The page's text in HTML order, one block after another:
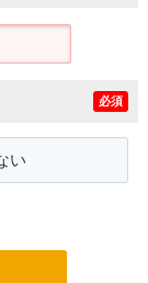
必須
い